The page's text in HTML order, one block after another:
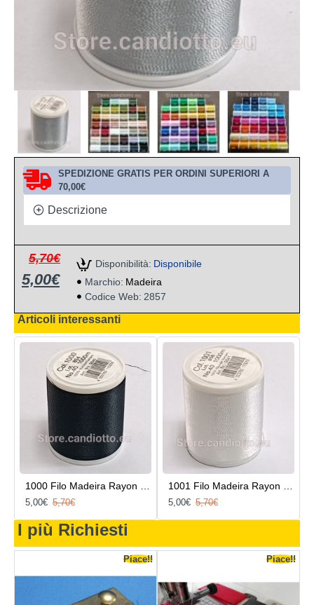
Descrizione
SPEDIZIONE GRATIS PER ORDINI SUPERIORI A
70,00€
5,00€
5,70€ Disponibilità: Disponibile
Marchio: Madeira
Codice Web: 2857
Articoli interessanti
5,00€ 5,70€ 5,00€ 5,70€
I più Richiesti
Piace!! Piace!!